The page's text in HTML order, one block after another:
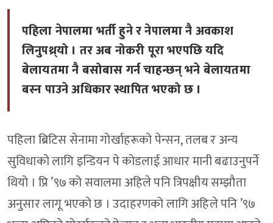
पहिला नेपालमा भर्ती हुने र नेपालमा नै अवकाश
लिनुपथ्र्यो । तर अब नोकरी पूरा भएपछि यदि
बेलायतमा नै बसोबास गर्न चाहन्छन् भने बेलायतमा
बस्न पाउने अधिकार स्थापित भएको छ ।
पहिला ब्रिटिस सेनामा गोर्खाहरूको पेन्सन, तलब र अन्य
सुविधाको लागि इन्डियन पे कोडलाई आधार मानी बढाउनुपर्ने
थियो । प्रि ’९७ को सवालमा अहिले पनि त्रिपक्षीय सम्झौता
अनुसार लागू भएको छ । उदाहरणको लागि अहिले पनि ’९७